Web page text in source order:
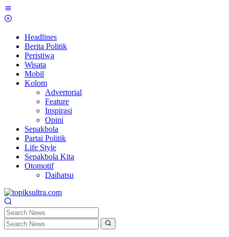
Skip
to
Headlines
Berita Politik
Peristiwa
Wisata
Mobil
Kolom
Advertorial
Feature
Inspirasi
Opini
Sepakbola
Partai Politik
Life Style
Sepakbola Kita
Otomotif
Daihatsu